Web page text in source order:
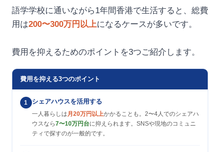
語学学校に通いながら1年間香港で生活すると、総費
用は200〜300万円以上になるケースが多いです。
費用を抑えるためのポイントを3つご紹介します。
費用を抑える3つのポイント
1 シェアハウスを活用する
一人暮らしは月20万円以上かかることも。2〜4人でのシェアハ
ウスなら7〜10万円台に抑えられます。SNSや現地のコミュニ
ティで探すのが一般的です。